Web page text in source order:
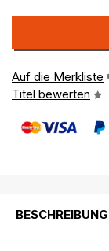
Auf die Merkliste
Titel bewerten
BESCHREIBUNG